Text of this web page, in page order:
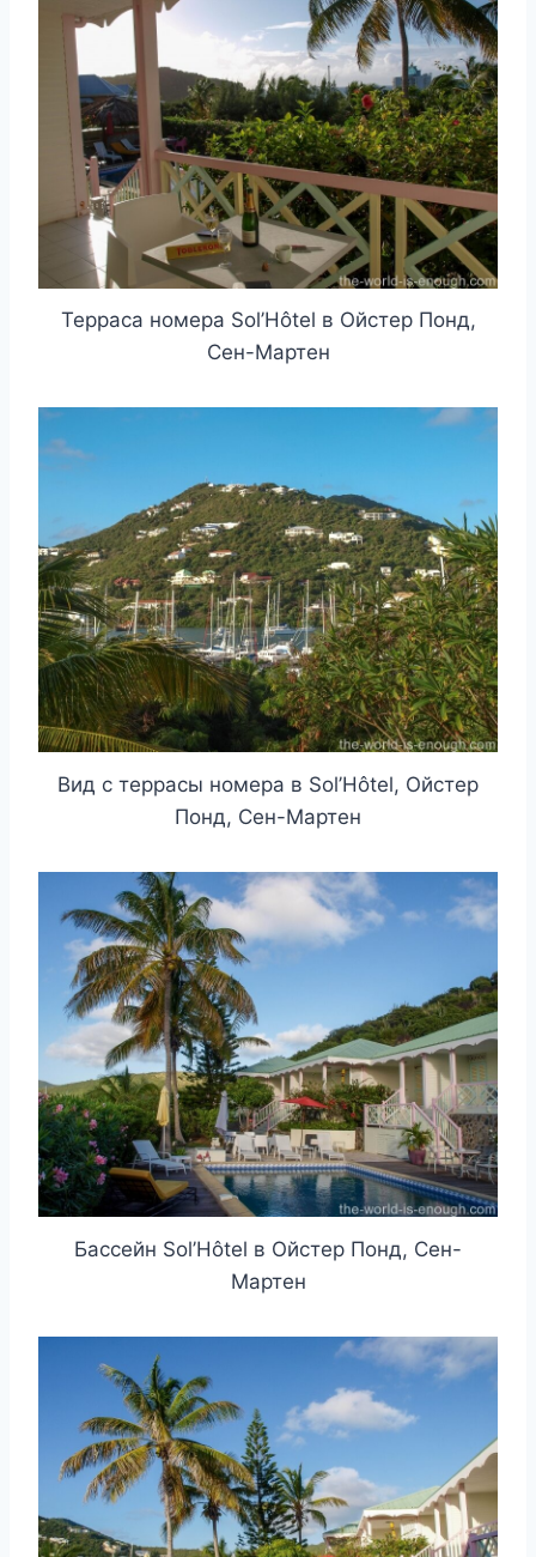
Терраса номера Sol’Hôtel в Ойстер Понд,
Сен-Мартен
Вид с террасы номера в Sol’Hôtel, Ойстер
Понд, Сен-Мартен
Бассейн Sol’Hôtel в Ойстер Понд, Сен-
Мартен